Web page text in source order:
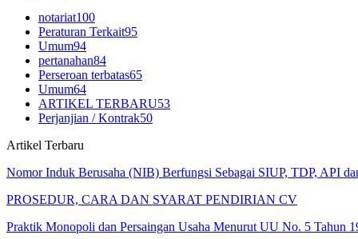
notariat100
Peraturan Terkait95
Umum94
pertanahan84
Perseroan terbatas65
Umum64
ARTIKEL TERBARU53
Perjanjian / Kontrak50
Artikel Terbaru
Nomor Induk Berusaha (NIB) Berfungsi Sebagai SIUP, TDP, API
PROSEDUR, CARA DAN SYARAT PENDIRIAN CV
Praktik Monopoli dan Persaingan Usaha Menurut UU No. 5 Tahun